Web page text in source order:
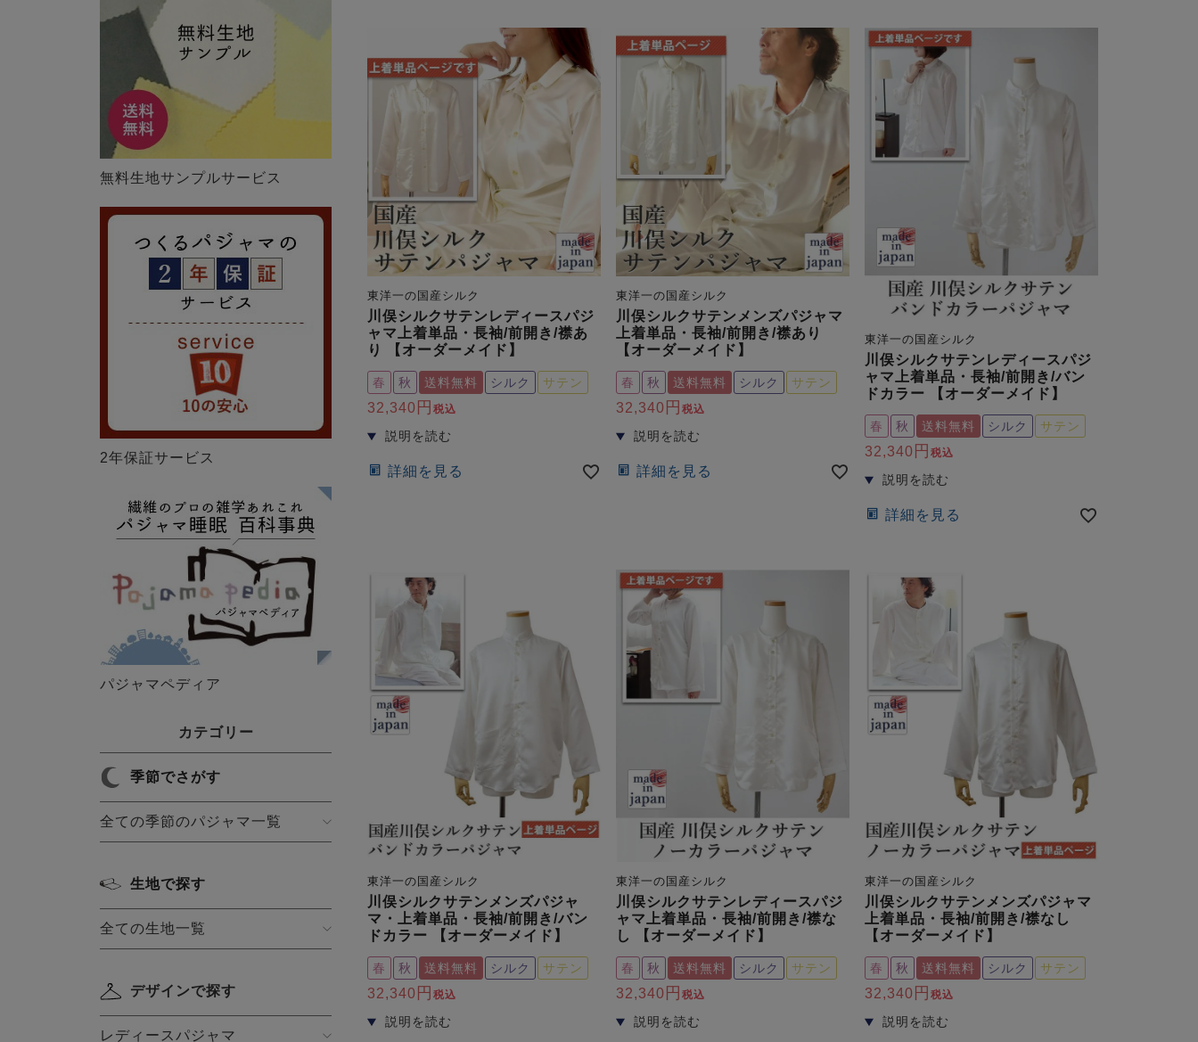
無料生地サンプルサービス
2年保証サービス
パジャマペディア
カテゴリー
季節でさがす
全ての季節のパジャマ一覧
生地で探す
全ての生地一覧
デザインで探す
レディースパジャマ
東洋一の国産シルク
川俣シルクサテンレディースパジ
ャマ上着単品・長袖/前開き/襟あ
り 【オーダーメイド】
春 秋 送料無料 シルク サテン
32,340 税込
詳細を見る
東洋一の国産シルク
川俣シルクサテンメンズパジャマ
上着単品・長袖/前開き/襟あり
【オーダーメイド】
春 秋 送料無料 シルク サテン
32,340 税込
詳細を見る
東洋一の国産シルク
川俣シルクサテンレディースパジ
ャマ上着単品・長袖/前開き/バン
ドカラー 【オーダーメイド】
春 秋 送料無料 シルク サテン
32,340 税込
詳細を見る
東洋一の国産シルク
川俣シルクサテンメンズパジャ
マ・上着単品・長袖/前開き/バン
ドカラー 【オーダーメイド】
春 秋 送料無料 シルク サテン
32,340 税込
東洋一の国産シルク
川俣シルクサテンレディースパジ
ャマ上着単品・長袖/前開き/襟な
し 【オーダーメイド】
春 秋 送料無料 シルク サテン
32,340 税込
東洋一の国産シルク
川俣シルクサテンメンズパジャマ
上着単品・長袖/前開き/襟なし
【オーダーメイド】
春 秋 送料無料 シルク サテン
32,340 税込